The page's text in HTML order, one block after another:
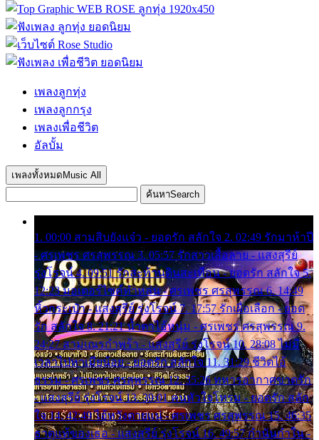
เพลงลูกทุ่ง
เพลงลูกกรุง
เพลงเพื่อชีวิต
อัลบั้ม
เพลงทั้งหมด Music All
ค้นหาSearch
1. 00:00 สามสิบยังแจ๋ว - ยอดรัก สลักใจ 2. 02:49 รักมาห้าปี
- ศรเพชร ศรสุพรรณ 3. 05:57 รักสาวเสื้อลาย - แสงสุรีย์
รุ่งโรจน์ 4. 09:51 รักสะท้านดินสะเทือน - ยอดรัก สลักใจ 5.
12:23 มอเตอร์ไซค์ทำหล่น - ศรเพชร ศรสุพรรณ 6. 14:49
หิ้วกระเป๋า - แสงสุรีย์ รุ่งโรจน์ 7. 17:57 รักเผื่อเลือก - ยอด
รัก สลักใจ 8. 21:21 น้ำตาไอ้หนุ่ม - ศรเพชร ศรสุพรรณ 9.
24:27 สามเณรกำพร้า - แสงสุรีย์ รุ่งโรจน์ 10. 28:08 ไม่มี
เวลาไปหาเมียน้อย - ยอดรัก สลักใจ 11. 31:29 ชีวิตไอ้
ธรรม - ศรเพชร ศรสุพรรณ 12. 35:26 ทหารอากาศขาดรัก
- แสงสุรีย์ รุ่งโรจน์ 13. 39:01 คนหัวใจโทรม - ยอดรัก สลัก
ใจ 14. 42:49 ไอ้หวังตายแน่ - ศรเพชร ศรสุพรรณ 15. 46:35
ธาตุแท้ของเธอ - แสงสุรีย์ รุ่งโรจน์ 16. 49:57 กำนันกำใน -